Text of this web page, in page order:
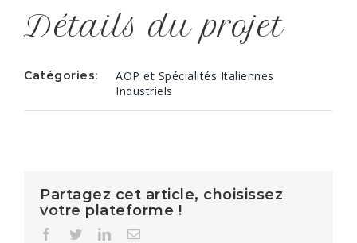
Détails du projet
Catégories:
AOP et Spécialités Italiennes
Industriels
Partagez cet article, choisissez
votre plateforme !
Facebook
TwitterLinkedInEmail